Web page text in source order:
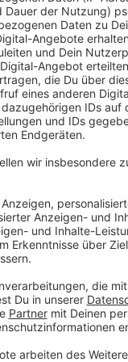
Aus Hass und Wut
auf der Erik Nölting-
einem Spaziergang
dem Angeklagten
er notoperiert
versuchten Mordes
Weitere Infos und
Liste der Gerichte in
Definition "Mord"